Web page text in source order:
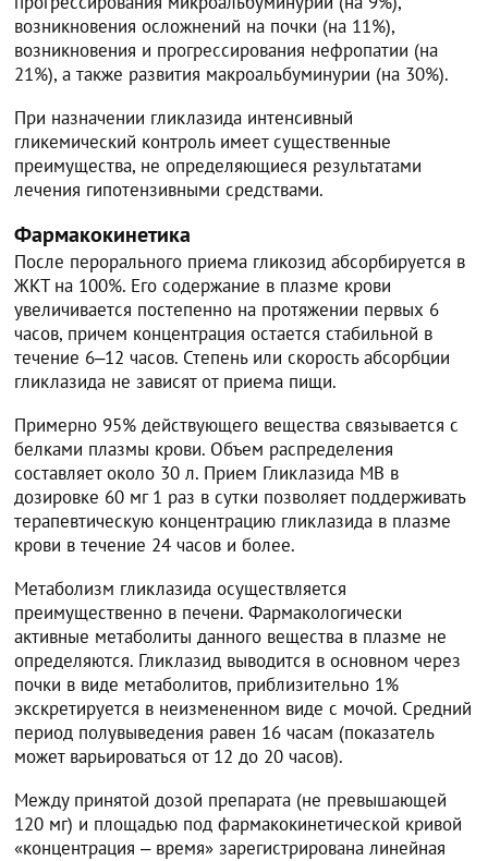
возникновения осложнений на почки (на 11%),
возникновения и прогрессирования нефропатии (на
21%), а также развития макроальбуминурии (на 30%).
При назначении гликлазида интенсивный
гликемический контроль имеет существенные
преимущества, не определяющиеся результатами
лечения гипотензивными средствами.
Фармакокинетика
После перорального приема гликозид абсорбируется в
ЖКТ на 100%. Его содержание в плазме крови
увеличивается постепенно на протяжении первых 6
часов, причем концентрация остается стабильной в
течение 6‒12 часов. Степень или скорость абсорбции
гликлазида не зависят от приема пищи.
Примерно 95% действующего вещества связывается с
белками плазмы крови. Объем распределения
составляет около 30 л. Прием Гликлазида МВ в
дозировке 60 мг 1 раз в сутки позволяет поддерживать
терапевтическую концентрацию гликлазида в плазме
крови в течение 24 часов и более.
Метаболизм гликлазида осуществляется
преимущественно в печени. Фармакологически
активные метаболиты данного вещества в плазме не
определяются. Гликлазид выводится в основном через
почки в виде метаболитов, приблизительно 1%
экскретируется в неизмененном виде с мочой. Средний
период полувыведения равен 16 часам (показатель
может варьироваться от 12 до 20 часов).
Между принятой дозой препарата (не превышающей
120 мг) и площадью под фармакокинетической кривой
«концентрация ‒ время» зарегистрирована линейная